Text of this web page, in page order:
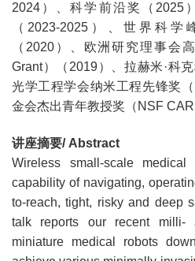
2024）、科学前沿奖（2025
（2023-2025）、世界科
（2020）、欧洲研究理事会
Grant）（2019）、拉赫米·科
光学工程学会纳米工程先锋奖
金会杰出青年教授奖（NSF
讲座摘要/ Abstract
Wireless small-scale
capability of navigating,
to-reach, tight, risky and deep
talk reports our recent milli-
miniature medical robots